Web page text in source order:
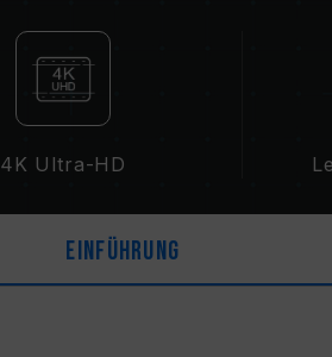
4K Ultra-HD
Einführung